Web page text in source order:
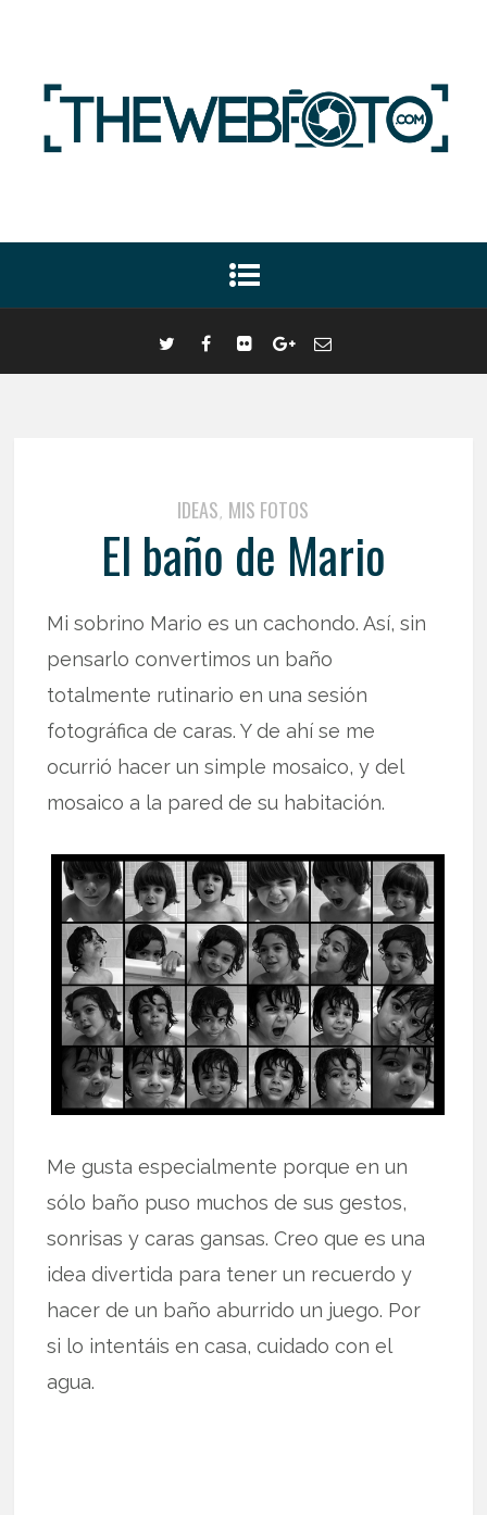
IDEAS, MIS FOTOS
El baño de Mario
Mi sobrino Mario es un cachondo. Así, sin
pensarlo convertimos un baño
totalmente rutinario en una sesión
fotográfica de caras. Y de ahí se me
ocurrió hacer un simple mosaico, y del
mosaico a la pared de su habitación.
Me gusta especialmente porque en un
sólo baño puso muchos de sus gestos,
sonrisas y caras gansas. Creo que es una
idea divertida para tener un recuerdo y
hacer de un baño aburrido un juego. Por
si lo intentáis en casa, cuidado con el
agua.